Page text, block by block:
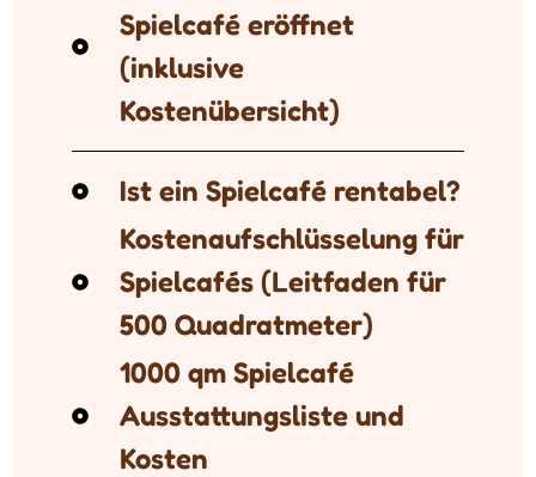
Spielcafé eröffnet
(inklusive
Kostenübersicht)
Ist ein Spielcafé rentabel?
Kostenaufschlüsselung für
Spielcafés (Leitfaden für
500 Quadratmeter)
1000 qm Spielcafé
Ausstattungsliste und
Kosten